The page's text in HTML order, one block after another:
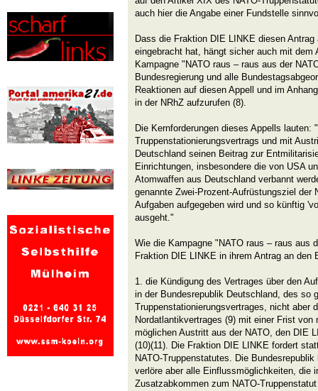
auch hier die Angabe einer Fundstelle
Dass die Fraktion DIE LINKE diesen
eingebracht hat, hängt sicher auch mit dem
Kampagne "NATO raus – raus aus der
Bundesregierung und alle
Reaktionen auf diesen Appell und im
in der NRhZ aufzurufen (8).
Die Kernforderungen dieses Appells lauten:
Truppenstationierungsvertrags und mit
Deutschland seinen Beitrag zur
Einrichtungen, insbesondere die von USA
Atomwaffen aus Deutschland verbannt
genannte Zwei-Prozent-Aufrüstungsziel der
Aufgaben aufgegeben wird und so künftig
ausgeht."
Wie die Kampagne "NATO raus – raus aus
Fraktion DIE LINKE in ihrem Antrag an den
1. die Kündigung des Vertrages über den
in der Bundesrepublik Deutschland, des so
Truppenstationierungsvertrages, nicht aber
Nordatlantikvertrages (9) mit einer Frist von
möglichen Austritt aus der NATO, den DIE
(10)(11). Die Fraktion DIE LINKE fordert
NATO-Truppenstatutes. Die
verlöre aber alle Einflussmöglichkeiten, die
Zusatzabkommen zum NATO-